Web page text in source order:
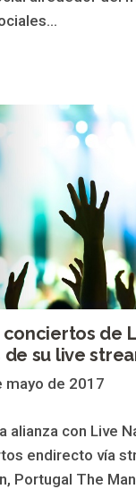
de
su live
mayo de 2017
alianza con Live
endirecto vía
Portugal The